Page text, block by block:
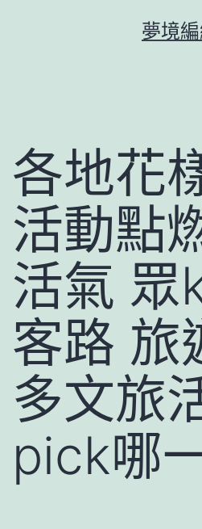
夢境
各地花
活動點
活氣 眾
客路 旅
多文旅
pick哪